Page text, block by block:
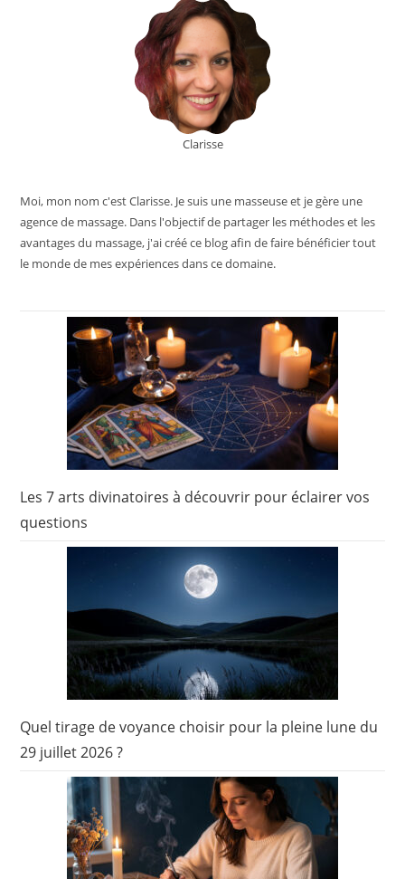
Clarisse
Moi, mon nom c'est Clarisse. Je suis une masseuse et je gère une
agence de massage. Dans l'objectif de partager les méthodes et les
avantages du massage, j'ai créé ce blog afin de faire bénéficier tout
le monde de mes expériences dans ce domaine.
Les 7 arts divinatoires à découvrir pour éclairer vos
questions
Quel tirage de voyance choisir pour la pleine lune du
29 juillet 2026 ?